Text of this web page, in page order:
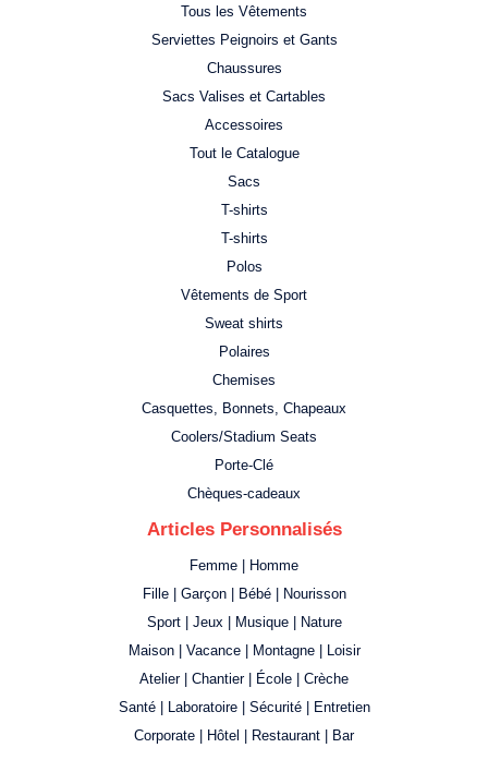
Tous les Vêtements
Serviettes Peignoirs et Gants
Chaussures
Sacs Valises et Cartables
Accessoires
Tout le Catalogue
Sacs
T-shirts
T-shirts
Polos
Vêtements de Sport
Sweat shirts
Polaires
Chemises
Casquettes, Bonnets, Chapeaux
Coolers/Stadium Seats
Porte-Clé
Chèques-cadeaux
Articles Personnalisés
Femme | Homme
Fille | Garçon | Bébé | Nourisson
Sport | Jeux | Musique | Nature
Maison | Vacance | Montagne | Loisir
Atelier | Chantier | École | Crèche
Santé | Laboratoire | Sécurité | Entretien
Corporate | Hôtel | Restaurant | Bar